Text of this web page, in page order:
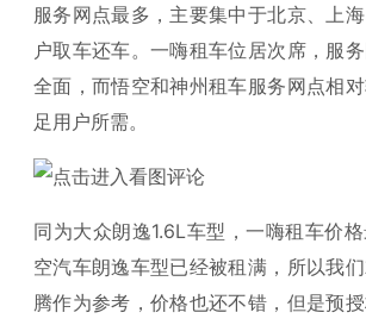
服务网点最多，主要集中于北京、上
户取车还车。一嗨租车位居次席，服
全面，而悟空和神州租车服务网点相
足用户所需。
同为大众朗逸1.6L车型，一嗨租车价
空汽车朗逸车型已经被租满，所以我
腾作为参考，价格也还不错，但是预